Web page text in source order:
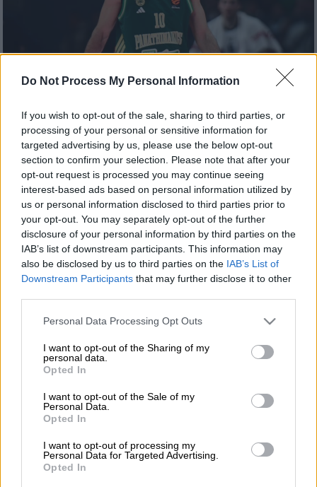
Do Not Process My Personal Information
If you wish to opt-out of the sale, sharing to third parties, or
processing of your personal or sensitive information for
targeted advertising by us, please use the below opt-out
section to confirm your selection. Please note that after your
opt-out request is processed you may continue seeing
interest-based ads based on personal information utilized by
us or personal information disclosed to third parties prior to
your opt-out. You may separately opt-out of the further
disclosure of your personal information by third parties on the
IAB’s list of downstream participants. This information may
also be disclosed by us to third parties on the IAB’s List of
Downstream Participants that may further disclose it to other
Please note that this website/app uses one or more Google
not limited to your visit or usage behaviour. You may click to
grant or deny consent to Google and its third-party tags to
use your data for below specified purposes in below Google
consent section.
Personal Data Processing Opt Outs
I want to opt-out of the Sharing of my
personal data.
Opted In
I want to opt-out of the Sale of my
Personal Data.
Opted In
I want to opt-out of processing my
Personal Data for Targeted Advertising.
Opted In
Κώστας Σλούκας (ΔΗΜΗΤΡΗΣ ΜΠΙΡΝΤΑΧΑΣ/ EUROKINISSI)
Προσθέστε το ΕΘΝΟΣ στη Google
Τεράστιο πλήγμα υπέστη οΠαναθηναϊκός
πριν από τις κρίσιμες μάχες με τη
Βαλένθιαγια τα playoffs τηςEuroleague
καθώς οΚώστας Σλούκαςτέθηκε νοκ άουτ
απ' τα παιχνίδια με την ισπανική ομάδα.
ΔΙΑΒΑΣΤΕ ΕΠΙΣΗΣ
Αθλητισμός|26.04.2026 09:30
Ανάλυση πριν από τα playoffs της
του Ολυμπιακού με τη Μονακό και η
«σταχτοπούτα» Βαλένθια στον δρόμο
του Παναθηναϊκό